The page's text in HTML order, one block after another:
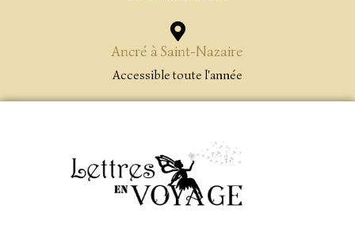
Ancré à Saint-Nazaire
Accessible toute l'année